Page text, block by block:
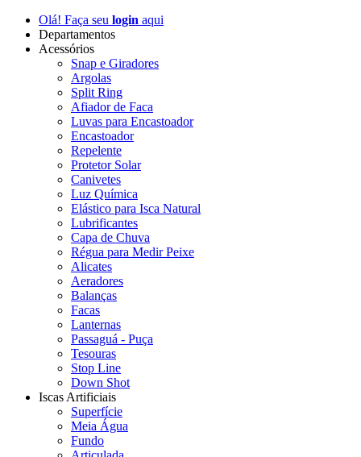
Olá! Faça seu login aqui
Departamentos
Acessórios
Snap e Giradores
Argolas
Split Ring
Afiador de Faca
Luvas para Encastoador
Encastoador
Repelente
Protetor Solar
Canivetes
Luz Química
Elástico para Isca Natural
Lubrificantes
Capa de Chuva
Régua para Medir Peixe
Alicates
Aeradores
Balanças
Facas
Lanternas
Passaguá - Puça
Tesouras
Stop Line
Down Shot
Iscas Artificiais
Superfície
Meia Água
Fundo